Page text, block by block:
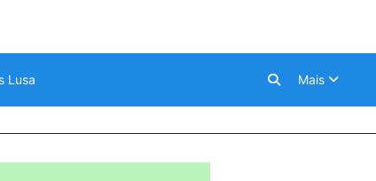
Lusa Mais